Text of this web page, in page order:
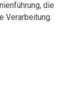
die
Verarbeitung.